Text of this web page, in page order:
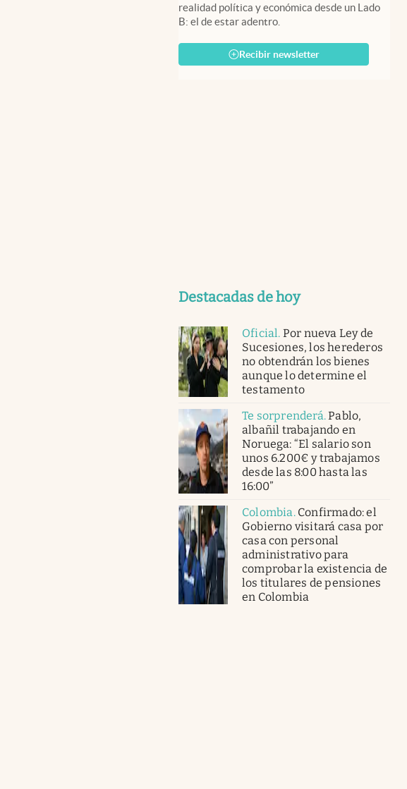
realidad política y económica desde un Lado
B: el de estar adentro.
Recibir newsletter
Destacadas de hoy
Oficial. Por nueva Ley de
Sucesiones, los herederos
no obtendrán los bienes
aunque lo determine el
testamento
Te sorprenderá.Pablo,
albañil trabajando en
Noruega: “El salario son
unos 6.200€ y trabajamos
desde las 8:00 hasta las
16:00”
Colombia. Confirmado: el
Gobierno visitará casa por
casa con personal
administrativo para
comprobar la existencia de
los titulares de pensiones
en Colombia